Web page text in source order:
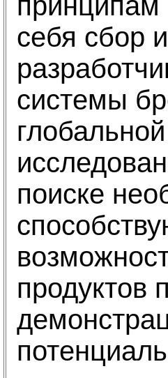
себя сбор
системы
поиске
продуктов